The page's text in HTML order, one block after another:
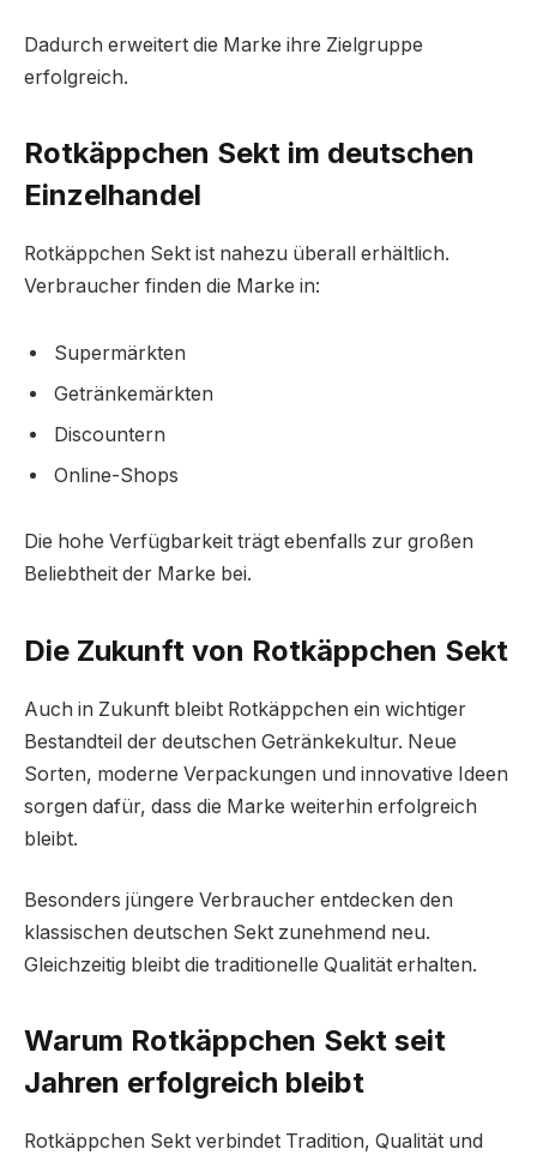
Dadurch erweitert die Marke ihre Zielgruppe
erfolgreich.
Rotkäppchen Sekt im deutschen
Einzelhandel
Rotkäppchen Sekt ist nahezu überall erhältlich.
Verbraucher finden die Marke in:
Supermärkten
Getränkemärkten
Discountern
Online-Shops
Die hohe Verfügbarkeit trägt ebenfalls zur großen
Beliebtheit der Marke bei.
Die Zukunft von Rotkäppchen Sekt
Auch in Zukunft bleibt Rotkäppchen ein wichtiger
Bestandteil der deutschen Getränkekultur. Neue
Sorten, moderne Verpackungen und innovative Ideen
sorgen dafür, dass die Marke weiterhin erfolgreich
bleibt.
Besonders jüngere Verbraucher entdecken den
klassischen deutschen Sekt zunehmend neu.
Gleichzeitig bleibt die traditionelle Qualität erhalten.
Warum Rotkäppchen Sekt seit
Jahren erfolgreich bleibt
Rotkäppchen Sekt verbindet Tradition, Qualität und